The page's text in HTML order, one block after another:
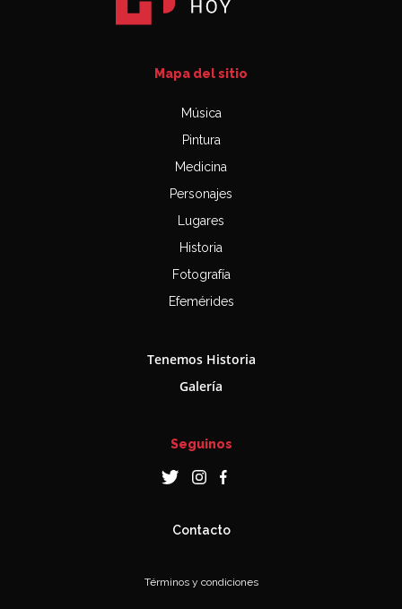
Mapa del sitio
Música
Pintura
Medicina
Personajes
Lugares
Historia
Fotografía
Efemérides
Tenemos Historia
Galería
Seguinos
Contacto
Términos y condiciones